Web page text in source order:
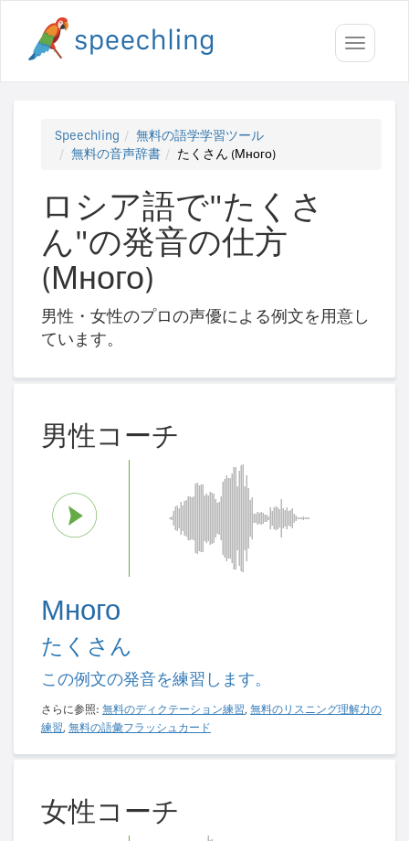
Toggle
Speechling
無料の語学学習ツール
無料の音声辞書
たくさん (Много)
ロシア語で"たくさ
ん"の発音の仕方
(Много)
男性・女性のプロの声優による例文を用意し
ています。
男性コーチ
Много
たくさん
この例文の発音を練習します。
さらに参照: 無料のディクテーション練習, 無料のリスニング理解力の
練習, 無料の語彙フラッシュカード
女性コーチ